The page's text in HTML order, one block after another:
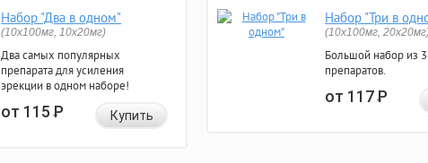
Набор "Два в одном"
(10x100мг, 10x20мг)
Два самых популярных
препарата для усиления
эрекции в одном наборе!
от 115Р Купить
Набор "Три в
(10x100мг,
Большой набор из
препаратов.
от 117Р